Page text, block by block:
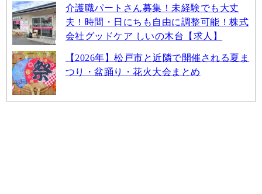
介護職パートさん募集！未経験でも大丈
夫！時間・日にちも自由に調整可能！株式
会社グッドケア しいの木台【求人】
【2026年】松戸市と近隣で開催される夏ま
つり・盆踊り・花火大会まとめ